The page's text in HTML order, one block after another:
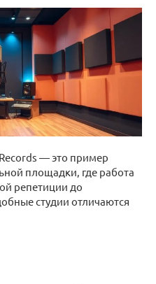
— это пример
площадки, где работа
репетиции до
студии отличаются